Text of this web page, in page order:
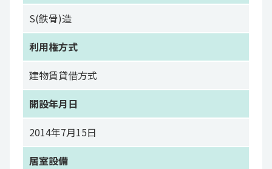
S(鉄骨)造
利用権方式
建物賃貸借方式
開設年月日
2014年7月15日
居室設備